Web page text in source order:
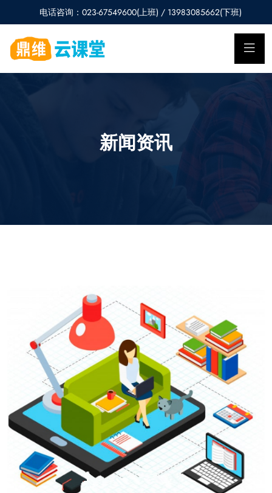
电话咨询：023-67549600(上班) / 13983085662(下班)
新闻资讯